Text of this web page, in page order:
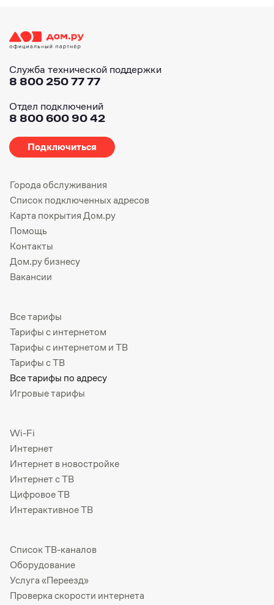
Служба технической поддержки
8 800 250 77 77
Отдел подключений
8 800 600 90 42
Подключиться
Города обслуживания
Список подключенных адресов
Карта покрытия Дом.ру
Помощь
Контакты
Дом.ру бизнесу
Вакансии
Все тарифы
Тарифы с интернетом
Тарифы с интернетом и ТВ
Тарифы с ТВ
Все тарифы по адресу
Игровые тарифы
Wi-Fi
Интернет
Интернет в новостройке
Интернет с ТВ
Цифровое ТВ
Интерактивное ТВ
Список ТВ-каналов
Оборудование
Услуга «Переезд»
Проверка скорости интернета